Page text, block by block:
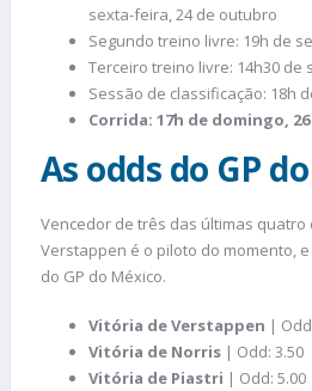
sexta-feira, 24 de outubro
Segundo treino livre: 19h de
Terceiro treino livre: 14h30 de
Sessão de classificação: 18h
Corrida: 17h de domingo,
As odds do GP
Vencedor de três das últimas quatro
Verstappen é o piloto do momento,
do GP do México.
Vitória de Verstappen |
Vitória de Norris | Odd: 3.50
Vitória de Piastri | Odd: 5.00